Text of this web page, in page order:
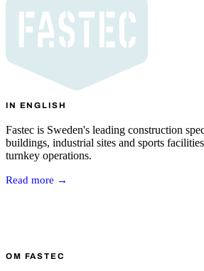
IN ENGLISH
Fastec is Sweden's leading construction
buildings, industrial sites and sports
turnkey operations.
Read more →
OM FASTEC